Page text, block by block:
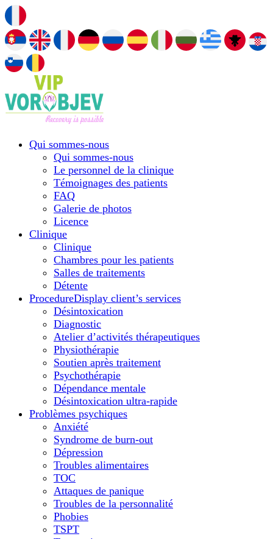
Qui sommes-nous
Qui sommes-nous
Le personnel de la clinique
Témoignages des patients
FAQ
Galerie de photos
Licence
Сlinique
Сlinique
Chambres pour les patients
Salles de traitements
Détente
ProcedureDisplay client’s services
Désintoxication
Diagnostic
Atelier d’activités thérapeutiques
Physiothérapie
Soutien après traitement
Psychothérapie
Dépendance mentale
Désintoxication ultra-rapide
Problèmes psychiques
Anxiété
Syndrome de burn-out
Dépression
Troubles alimentaires
TOC
Attaques de panique
Troubles de la personnalité
Phobies
TSPT